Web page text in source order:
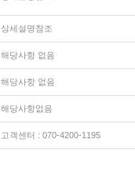
상세설명참조
해당사항 없음
해당사항 없음
해당사항없음
고객센터 : 070-4200-1195